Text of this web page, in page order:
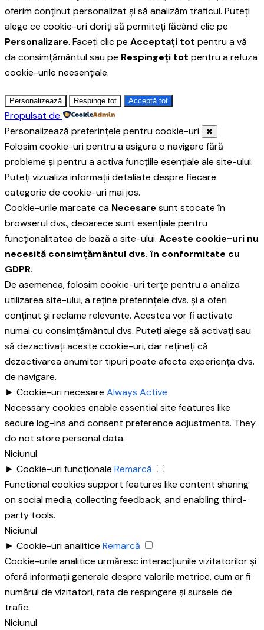
oferim conținut personalizat și să analizăm traficul. Puteți
alege ce cookie-uri doriți să permiteți făcând clic pe
Personalizare. Faceți clic pe Acceptați tot pentru a vă
da consimțământul sau pe Respingeți tot pentru a refuza
cookie-urile neesențiale.
Personalizează Respinge tot Acceptă tot
Propulsat de
Personalizează preferințele pentru cookie-uri
✖
Folosim cookie-uri pentru a asigura o navigare fără
probleme și pentru a activa funcțiile esențiale ale site-ului.
Puteți vizualiza informații detaliate despre fiecare
categorie de cookie-uri mai jos.
Cookie-urile marcate ca Necesare sunt stocate în
browserul dvs., deoarece sunt esențiale pentru
funcționalitatea de bază a site-ului. Aceste cookie-uri nu
necesită consimțământul dvs. în conformitate cu
GDPR.
De asemenea, folosim cookie-uri terțe pentru a analiza
utilizarea site-ului, a reține preferințele dvs. și a oferi
conținut și reclame relevante. Acestea vor fi activate
numai cu consimțământul dvs. Puteți alege să activați sau
să dezactivați aceste cookie-uri, dar rețineți că
dezactivarea anumitor tipuri poate afecta experiența dvs.
de navigare.
► Cookie-uri necesare Always Active
Necessary cookies enable essential site features like
secure log-ins and consent preference adjustments. They
do not store personal data.
Niciunul
► Cookie-uri funcționale Remarcă
Functional cookies support features like content sharing
on social media, collecting feedback, and enabling third-
party tools.
Niciunul
► Cookie-uri analitice Remarcă
Cookie-urile analitice urmăresc interacțiunile vizitatorilor și
oferă informații generale despre valorile metrice, cum ar fi
numărul de vizitatori, rata de respingere și sursele de
trafic.
Niciunul